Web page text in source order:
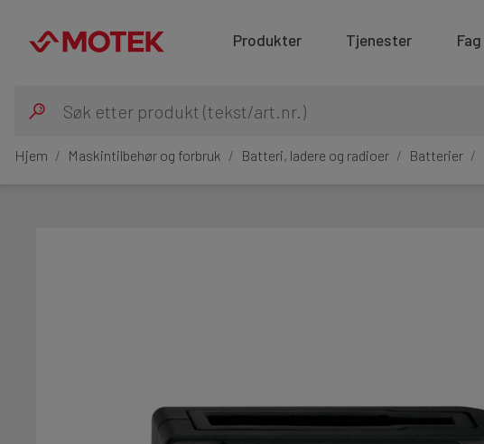
Produkter Tjenester Fag
Hjem Maskintilbehør og forbruk Batteri, ladere og radioer Batterier